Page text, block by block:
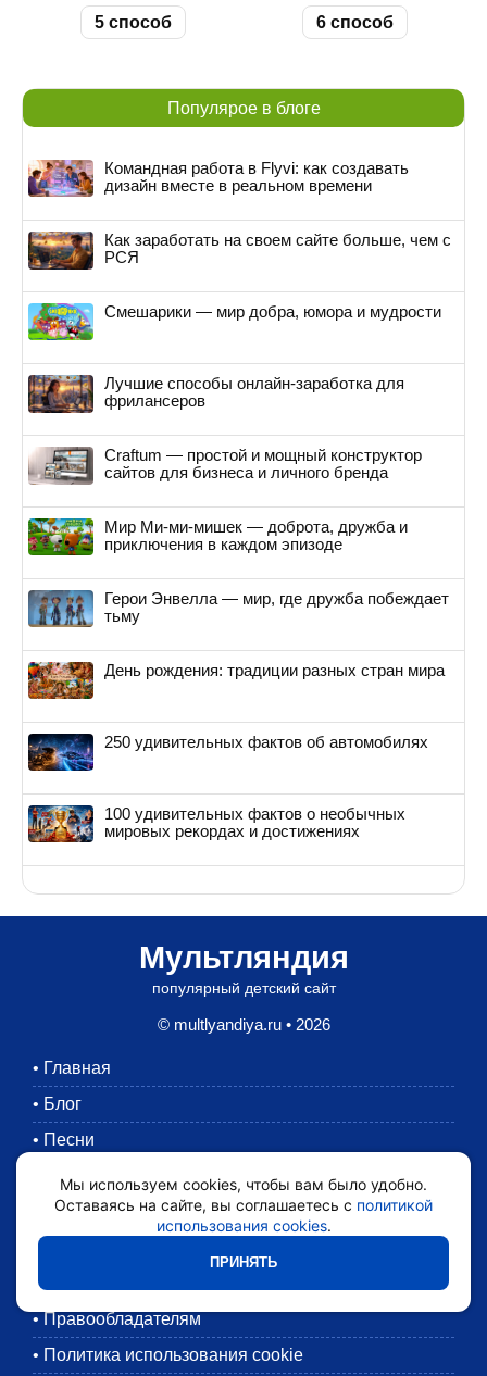
5 способ 6 способ
Популярое в блоге
Командная работа в Flyvi: как создавать
дизайн вместе в реальном времени
Как заработать на своем сайте больше, чем с
РСЯ
Смешарики — мир добра, юмора и мудрости
Лучшие способы онлайн-заработка для
фрилансеров
Craftum — простой и мощный конструктор
сайтов для бизнеса и личного бренда
Мир Ми-ми-мишек — доброта, дружба и
приключения в каждом эпизоде
Герои Энвелла — мир, где дружба побеждает
тьму
День рождения: традиции разных стран мира
250 удивительных фактов об автомобилях
100 удивительных фактов о необычных
мировых рекордах и достижениях
Мультляндия
популярный детский сайт
© multlyandiya.ru • 2026
• Главная
• Блог
• Песни
Раскраски
Картинки
•
•
• Правообладателям
• Политика использования cookie
Мы используем cookies, чтобы вам было удобно.
Оставаясь на сайте, вы соглашаетесь с политикой
использования cookies.
ПРИНЯТЬ